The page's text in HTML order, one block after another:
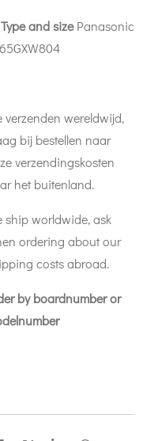
and sizePanasonic
verzenden wereldwijd,
bij bestellen naar
verzendingskosten
het buitenland.
ship worldwide, ask
ordering about our
costs abroad.
by boardnumber or